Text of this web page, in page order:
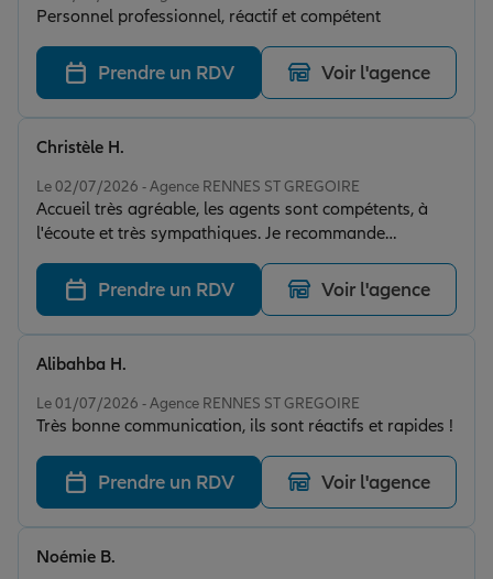
Personnel professionnel, réactif et compétent
Prendre un RDV Voir l'agence
Le 02/07/2026 - Agence RENNES ST GREGOIRE
Accueil très agréable, les agents sont compétents, à
l'écoute et très sympathiques. Je recommande
vivement cette agence. Merci à toute l'équipe.
Christèle H.
Prendre un RDV Voir l'agence
Le 01/07/2026 - Agence RENNES ST GREGOIRE
Très bonne communication, ils sont réactifs et rapides !
Alibahba H.
Prendre un RDV Voir l'agence
Noémie B.